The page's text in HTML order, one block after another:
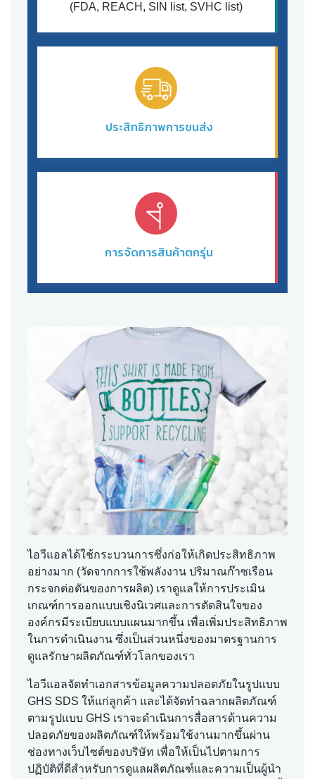
(FDA, REACH, SIN list, SVHC list)
ประสิทธิภาพการขนส่ง
การจัดการสินค้าตกรุ่น
ไอวีแอลได้ใช้กระบวนการซึ่งก่อให้เกิดประสิทธิภาพ
อย่างมาก (วัดจากการใช้พลังงาน ปริมาณก๊าซเรือน
กระจกต่อตันของการผลิต) เราดูแลให้การประเมิน
เกณฑ์การออกแบบเชิงนิเวศและการตัดสินใจของ
องค์กรมีระเบียบแบบแผนมากขึ้น เพื่อเพิ่มประสิทธิภาพ
ในการดำเนินงาน ซึ่งเป็นส่วนหนึ่งของมาตรฐานการ
ดูแลรักษาผลิตภัณฑ์ทั่วโลกของเรา
ไอวีแอลจัดทำเอกสารข้อมูลความปลอดภัยในรูปแบบ
GHS SDS ให้แก่ลูกค้า และได้จัดทำฉลากผลิตภัณฑ์
ตามรูปแบบ GHS เราจะดำเนินการสื่อสารด้านความ
ปลอดภัยของผลิตภัณฑ์ให้พร้อมใช้งานมากขึ้นผ่าน
ช่องทางเว็บไซต์ของบริษัท เพื่อให้เป็นไปตามการ
ปฏิบัติที่ดีสำหรับการดูแลผลิตภัณฑ์และความเป็นผู้นำ